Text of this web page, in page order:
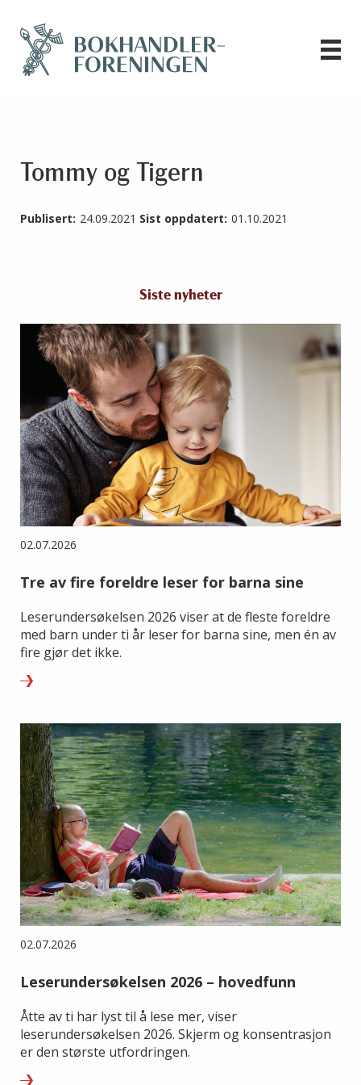
Tommy og Tigern
Publisert: 24.09.2021 Sist oppdatert: 01.10.2021
Siste nyheter
02.07.2026
Tre av fire foreldre leser for barna sine
Leserundersøkelsen 2026 viser at de fleste foreldre
med barn under ti år leser for barna sine, men én av
fire gjør det ikke.
02.07.2026
Leserundersøkelsen 2026 – hovedfunn
Åtte av ti har lyst til å lese mer, viser
leserundersøkelsen 2026. Skjerm og konsentrasjon
er den største utfordringen.